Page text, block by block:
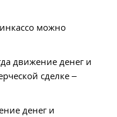
можно
движение денег и
сделке –
денег и